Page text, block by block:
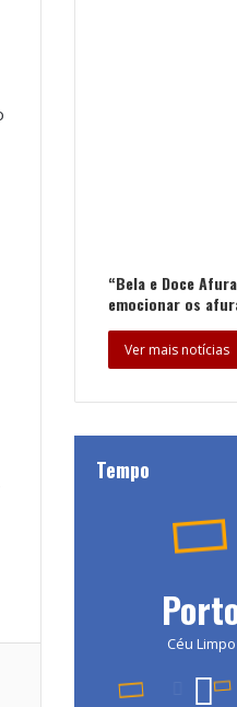
“Bela e Doce
emocionar os
Ver mais notícias
Tempo
Céu Limpo